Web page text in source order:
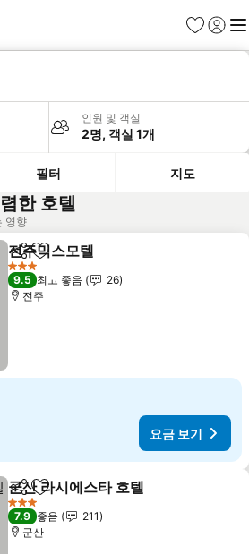
즐겨찾기
로그인
메
인원 및 객실
2명, 객실 1개
필터 지도
한 호텔
영향
공유 즐겨찾기에 추가
전주믹스모텔
3 성급
9.5 최고 좋음
26
전주
요금 보기
공유 즐겨찾기에 추가
군산 라시에스타 호텔
3 성급
7.9 좋음
211
군산